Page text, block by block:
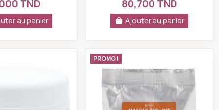
TND
au panier
80,700 TND
Ajouter au panier
a tendance acnéique 450ml
k-reine Gommage exfoliant visage 450 ml
PROMO !